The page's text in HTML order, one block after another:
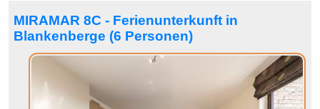
MIRAMAR 8C - Ferienunterkunft in
Blankenberge (6 Personen)